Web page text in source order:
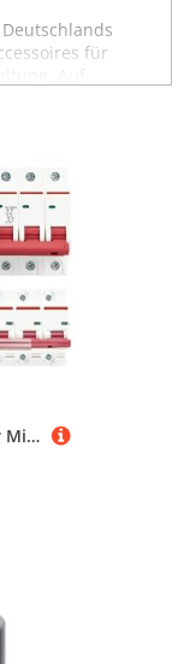
für
Auf
finden Sie
zum
von
auf dieser
bestimmten
Ruhe und
Ihnen
DC 1000V 1P 2P 3P 4P Solar Mini Circuit Breaker Overload Protection Switch6A~63A/80A 100A 125A for Photovoltaic System(DC 1P,20A)